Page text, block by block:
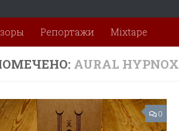
Репортажи Mixtape
AURAL HYPNOX
0